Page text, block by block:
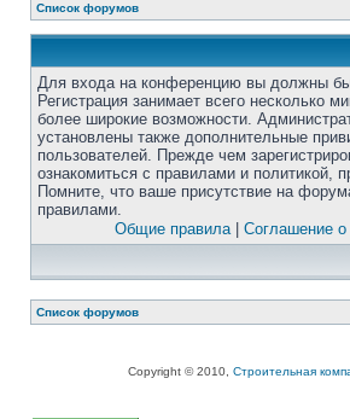
Список форумов
Для входа на конференцию вы должны
Регистрация занимает всего несколько
более широкие возможности.
установлены также дополнительные
пользователей. Прежде чем
ознакомиться с правилами и политикой,
Помните, что ваше присутствие на
правилами.
Общие правила| Соглашение о
Список форумов
Copyright © 2010, Строительная